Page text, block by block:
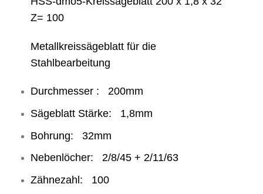
Z= 100
Metallkreissägeblatt für die
Stahlbearbeitung
Durchmesser : 200mm
Sägeblatt Stärke: 1,8mm
Bohrung: 32mm
Nebenlöcher: 2/8/45 + 2/11/63
Zähnezahl: 100